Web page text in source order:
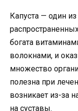
Капуста — один
богата
волокнами, и
множество
полезна при
возникает из-за
на суставы.